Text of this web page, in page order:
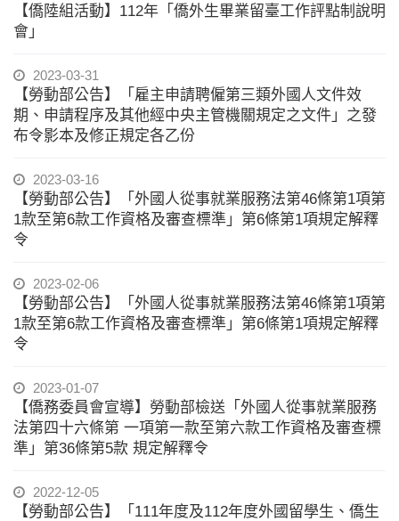
【僑陸組活動】112年「僑外生畢業留臺工作評點制說明
會」
2023-03-31
【勞動部公告】「雇主申請聘僱第三類外國人文件效
期、申請程序及其他經中央主管機關規定之文件」之發
布令影本及修正規定各乙份
2023-03-16
【勞動部公告】「外國人從事就業服務法第46條第1項第
1款至第6款工作資格及審查標準」第6條第1項規定解釋
令
2023-02-06
【勞動部公告】「外國人從事就業服務法第46條第1項第
1款至第6款工作資格及審查標準」第6條第1項規定解釋
令
2023-01-07
【僑務委員會宣導】勞動部檢送「外國人從事就業服務
法第四十六條第 一項第一款至第六款工作資格及審查標
準」第36條第5款 規定解釋令
2022-12-05
【勞動部公告】「111年度及112年度外國留學生、僑生